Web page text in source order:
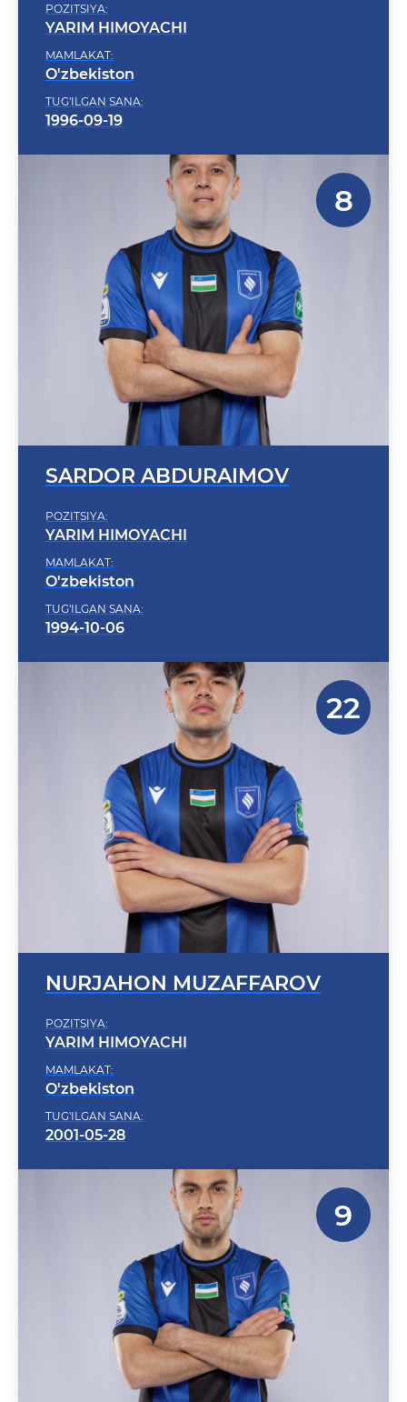
YARIM HIMOYACHI
MAMLAKAT:
O'zbekiston
TUG'ILGAN SANA:
1996-09-19
SARDOR ABDURAIMOV
YARIM HIMOYACHI
MAMLAKAT:
O'zbekiston
TUG'ILGAN SANA:
1994-10-06
NURJAHON MUZAFFAROV
YARIM HIMOYACHI
MAMLAKAT:
O'zbekiston
TUG'ILGAN SANA:
2001-05-28